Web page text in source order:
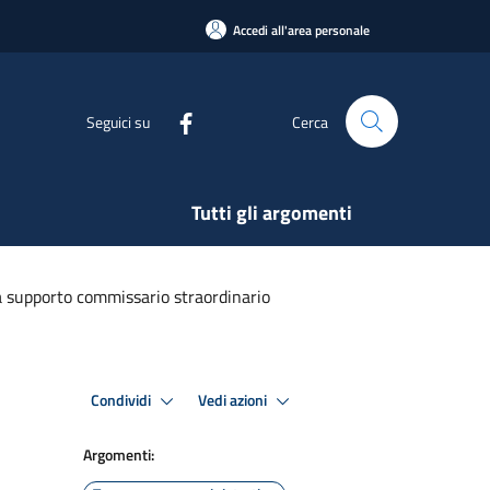
Accedi all'area personale
Seguici su Cerca
Tutti gli argomenti
commissario straordinario
Condividi Vedi azioni
Argomenti: